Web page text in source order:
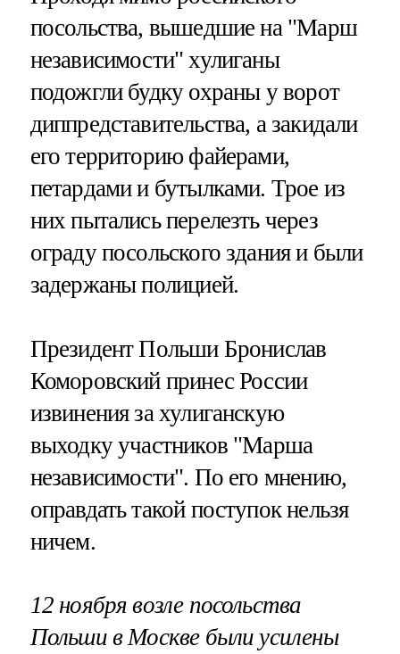
посольства, вышедшие на "Марш
независимости" хулиганы
подожгли будку охраны у ворот
диппредставительства, а закидали
его территорию файерами,
петардами и бутылками. Трое из
них пытались перелезть через
ограду посольского здания и были
задержаны полицией.
Президент Польши Бронислав
Коморовский принес России
извинения за хулиганскую
выходку участников "Марша
независимости". По его мнению,
оправдать такой поступок нельзя
ничем.
12 ноября возле посольства
Польши в Москве были усилены